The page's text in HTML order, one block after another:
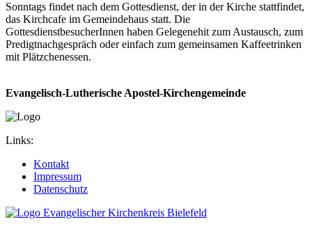
Sonntags findet nach dem Gottesdienst, der in der Kirche stattfindet,
das Kirchcafe im Gemeindehaus statt. Die
GottesdienstbesucherInnen haben Gelegenehit zum Austausch, zum
Predigtnachgespräch oder einfach zum gemeinsamen Kaffeetrinken
mit Plätzchenessen.
Evangelisch-Lutherische Apostel-Kirchengemeinde
Links:
Kontakt
Impressum
Datenschutz